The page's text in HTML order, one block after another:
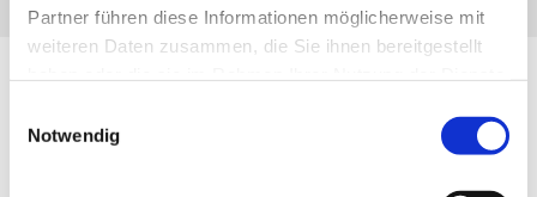
Partner führen diese Informationen möglicherweise mit
weiteren Daten zusammen, die Sie ihnen bereitgestellt
Notwendig